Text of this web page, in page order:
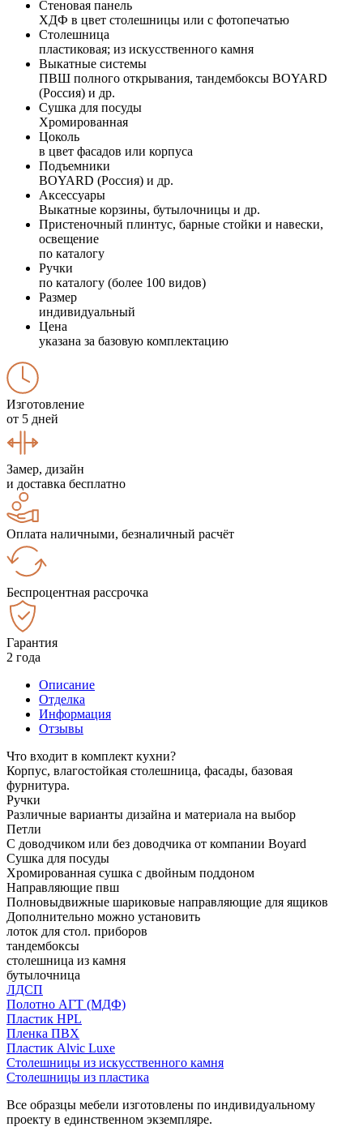
Стеновая панель
ХДФ в цвет столешницы или с фотопечатью
Столешница
пластиковая; из искусственного камня
Выкатные системы
ПВШ полного открывания, тандембоксы BOYARD
(Россия) и др.
Сушка для посуды
Хромированная
Цоколь
в цвет фасадов или корпуса
Подъемники
BOYARD (Россия) и др.
Аксессуары
Выкатные корзины, бутылочницы и др.
Пристеночный плинтус, барные стойки и навески,
освещение
по каталогу
Ручки
по каталогу (более 100 видов)
Размер
индивидуальный
Цена
указана за базовую комплектацию
Изготовление
от 5 дней
Замер, дизайн
и доставка бесплатно
Оплата наличными, безналичный расчёт
Беспроцентная рассрочка
Гарантия
2 года
Описание
Отделка
Информация
Отзывы
Что входит в комплект кухни?
Корпус, влагостойкая столешница, фасады, базовая
фурнитура.
Ручки
Различные варианты дизайна и материала на выбор
Петли
С доводчиком или без доводчика от компании Boyard
Сушка для посуды
Хромированная сушка с двойным поддоном
Направляющие пвш
Полновыдвижные шариковые направляющие для ящиков
Дополнительно можно установить
лоток для стол. приборов
тандембоксы
столешница из камня
бутылочница
ЛДСП
Полотно АГТ (МДФ)
Пластик HPL
Пленка ПВХ
Пластик Alvic Luxe
Столешницы из искусственного камня
Столешницы из пластика
Все образцы мебели изготовлены по индивидуальному
проекту в единственном экземпляре.